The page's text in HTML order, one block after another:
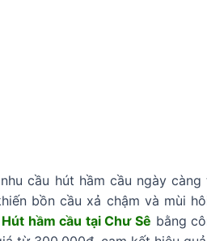
cầu hút hầm cầu ngày
bồn cầu xả chậm và mùi
Hút hầm cầu tại Chư Sê bằng